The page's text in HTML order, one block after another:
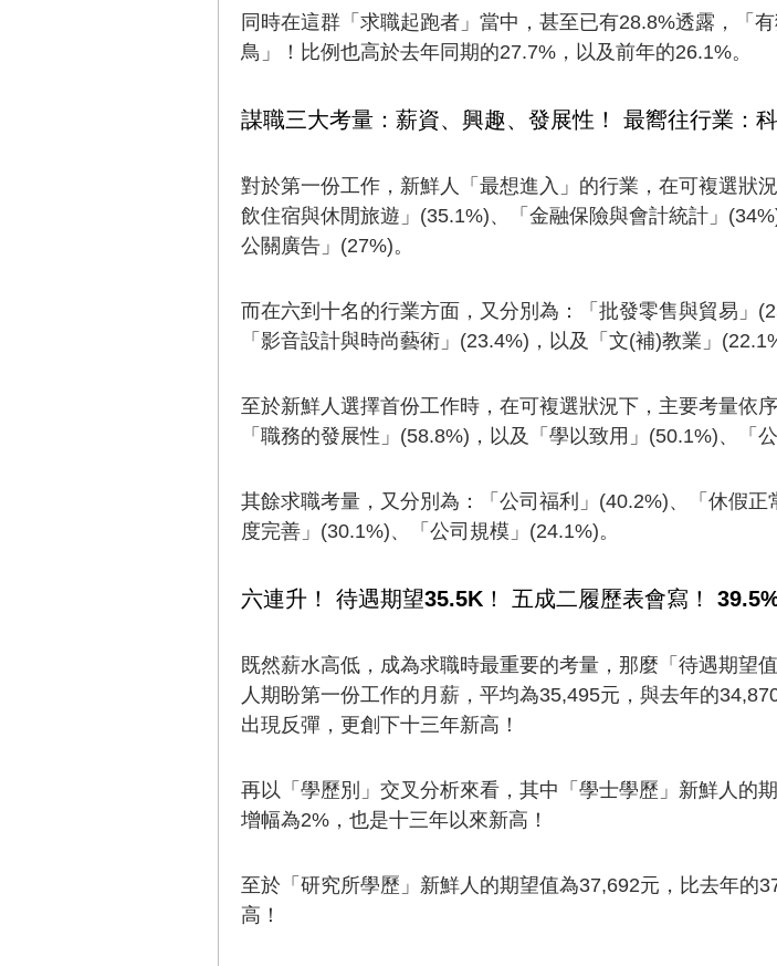
同時在這群「求職起跑者」當中，甚至已有28.8%透露，「
鳥」！比例也高於去年同期的27.7%，以及前年的26.1%。
謀職三大考量：薪資、興趣、發展性！ 最嚮往行業：
對於第一份工作，新鮮人「最想進入」的行業，在可複選狀
飲住宿與休閒旅遊」(35.1%)、「金融保險與會計統計」
公關廣告」(27%)。
而在六到十名的行業方面，又分別為：「批發零售與貿易」
「影音設計與時尚藝術」(23.4%)，以及「文(補)教業」
至於新鮮人選擇首份工作時，在可複選狀況下，主要考量依
「職務的發展性」(58.8%)，以及「學以致用」(50.1%)、「
其餘求職考量，又分別為：「公司福利」(40.2%)、「休假
度完善」(30.1%)、「公司規模」(24.1%)。
六連升！ 待遇期望35.5K！ 五成二履歷表會寫！
既然薪水高低，成為求職時最重要的考量，那麼「待遇期望
人期盼第一份工作的月薪，平均為35,495元，與去年的
出現反彈，更創下十三年新高！
再以「學歷別」交叉分析來看，其中「學士學歷」新鮮人的
增幅為2%，也是十三年以來新高！
至於「研究所學歷」新鮮人的期望值為37,692元，比去年的
高！